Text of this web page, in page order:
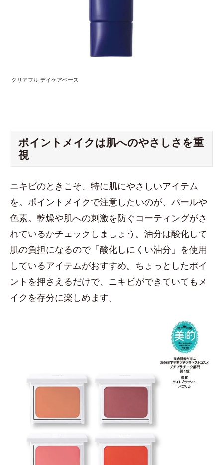
クリアフル デイケアベース
ポイントメイクは肌へのやさしさを重
視
ニキビのときこそ、特に肌にやさしいアイテム
を。ポイントメイクで注意したいのが、パールや
色素。乾燥や肌への刺激を防ぐコーティングがさ
れているかチェックしましょう。油分は酸化して
肌の負担になるので「酸化しにくい油分」を使用
しているアイテムがおすすめ。ちょっとしたポイ
ントを押さえるだけで、ニキビができていてもメ
イクを存分に楽しめます。